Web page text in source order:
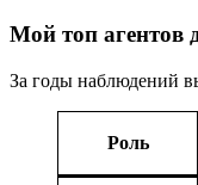
Мой топ агентов
За годы наблюдений
Роль